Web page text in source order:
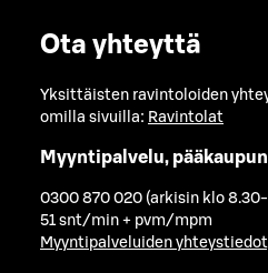
Ota yhteyttä
Yksittäisten ravintoloiden
omilla sivuilla: Ravintolat
Myyntipalvelu,
0300 870 020 (arkisin klo
51 snt/min + pvm/mpm
Myyntipalveluiden